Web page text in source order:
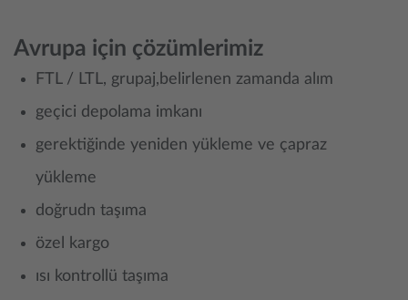
Avrupa için çözümlerimiz
FTL / LTL, grupaj,belirlenen zamanda alım
geçici depolama imkanı
gerektiğinde yeniden yükleme ve çapraz
yükleme
doğrudn taşıma
özel kargo
ısı kontrollü taşıma